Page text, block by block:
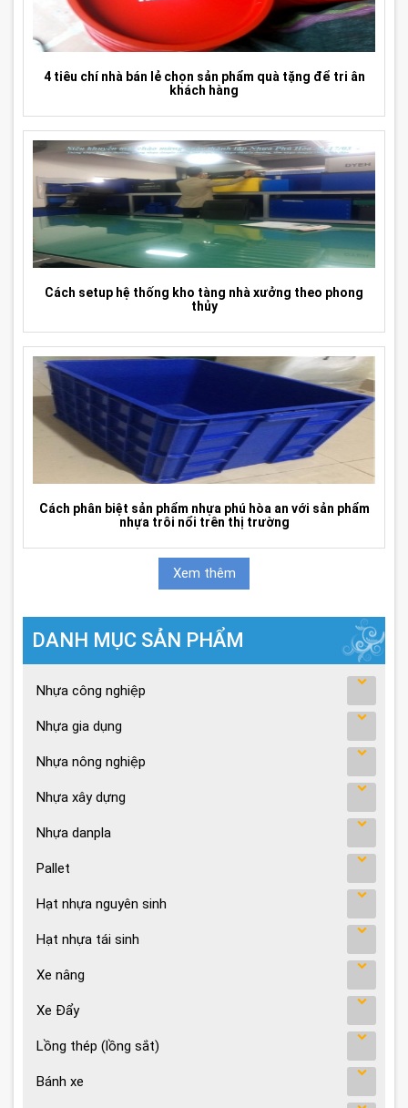
4 tiêu chí nhà bán lẻ chọn sản phẩm quà tặng để tri ân
khách hàng
Cách setup hệ thống kho tàng nhà xưởng theo phong
thủy
Cách phân biệt sản phẩm nhựa phú hòa an với sản phẩm
nhựa trôi nổi trên thị trường
Xem thêm
DANH MỤC SẢN PHẨM
Nhựa công nghiệp
Nhựa gia dụng
Nhựa nông nghiệp
Nhựa xây dựng
Nhựa danpla
Pallet
Hạt nhựa nguyên sinh
Hạt nhựa tái sinh
Xe nâng
Xe Đẩy
Lồng thép (lồng sắt)
Bánh xe